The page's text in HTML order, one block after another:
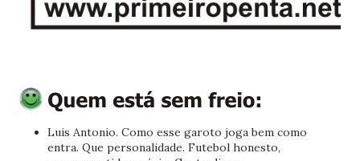
Luis Antonio. Como esse garoto joga bem como
entra. Que personalidade. Futebol honesto,